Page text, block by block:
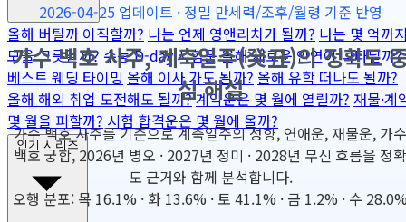
올해 버틸까 이직할까? 나는 언제 영앤리치가 될까? 나는 몇 억까
모을 그릇일까? 수능 D-day 시험운 올해 새로운 인연이 나타날까?
베스트 웨딩 타이밍 올해 이사 가도 될까? 올해 유학 떠나도 될까?
올해 해외 취업 도전해도 될까?계약운은 몇 월에 열릴까? 재물·계
몇 월을 피할까? 시험 합격운은 몇 월에 올까?
인기 시리즈
2026-04-25 업데이트 · 정밀 만세력/조후/월령 기준 반영
가수 백호 사주, 계축일주(癸丑)의 정확도
심 해설
가수 백호 사주를 기준으로 계축일주의 성향, 연애운, 재물운, 가수
백호 궁합, 2026년 병오 · 2027년 정미 · 2028년 무신 흐름을 정확
도 근거와 함께 분석합니다.
오행 분포: 목 16.1% · 화 13.6% · 토 41.1% · 금 1.2% · 수